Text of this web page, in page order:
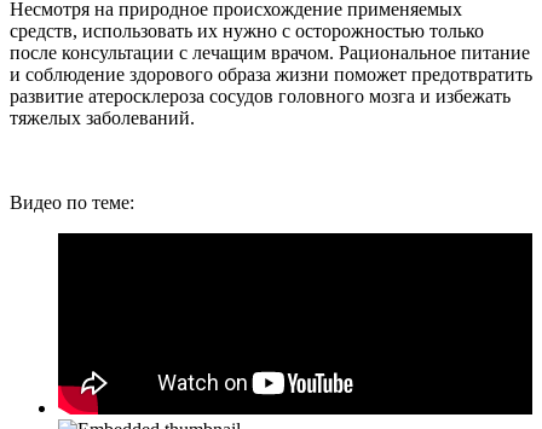
Несмотря на природное происхождение применяемых
средств, использовать их нужно с осторожностью только
после консультации с лечащим врачом. Рациональное питание
и соблюдение здорового образа жизни поможет предотвратить
развитие атеросклероза сосудов головного мозга и избежать
тяжелых заболеваний.
Видео по теме: